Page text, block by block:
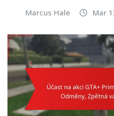
Marcus Hale Mar